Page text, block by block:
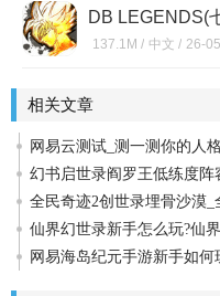
DB LEGENDS(
137.1M / 中文 / 26-
相关文章
网易云测试_测一测你的人
幻书启世录阎罗王低练度阵
全民奇迹2创世录埋骨沙漠
仙界幻世录新手怎么玩?仙
网易海岛纪元手游新手如何